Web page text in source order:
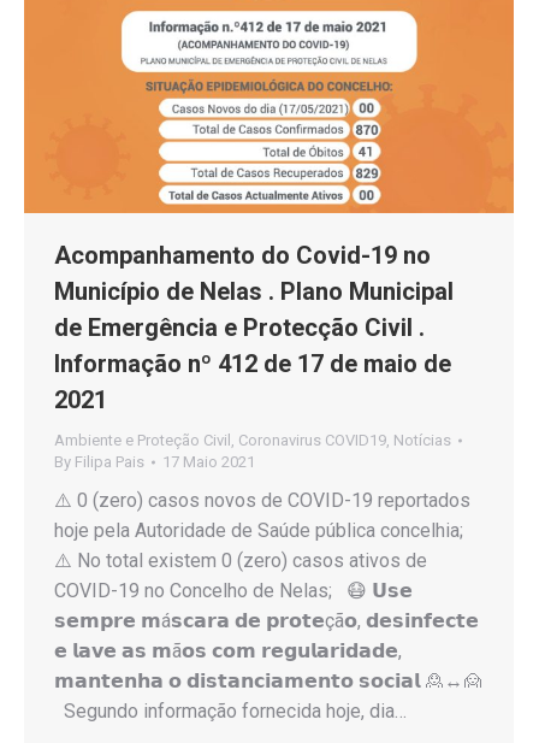
Acompanhamento do Covid-19 no
Município de Nelas . Plano Municipal
de Emergência e Protecção Civil .
Informação nº 412 de 17 de maio de
2021
Ambiente e Proteção Civil Coronavirus COVID19 Notícias
By Filipa Pais 17 Maio 2021
⚠️ 0 (zero) casos novos de COVID-19 reportados
hoje pela Autoridade de Saúde pública concelhia;
⚠️ No total existem 0 (zero) casos ativos de
COVID-19 no Concelho de Nelas; 😷 𝗨𝘀𝗲
𝘀𝗲𝗺𝗽𝗿𝗲 𝗺á𝘀𝗰𝗮𝗿𝗮 𝗱𝗲 𝗽𝗿𝗼𝘁𝗲çã𝗼, 𝗱𝗲𝘀𝗶𝗻𝗳𝗲𝗰𝘁𝗲
𝗲 𝗹𝗮𝘃𝗲 𝗮𝘀 𝗺ã𝗼𝘀 𝗰𝗼𝗺 𝗿𝗲𝗴𝘂𝗹𝗮𝗿𝗶𝗱𝗮𝗱𝗲,
𝗺𝗮𝗻𝘁𝗲𝗻𝗵𝗮 𝗼 𝗱𝗶𝘀𝘁𝗮𝗻𝗰𝗶𝗮𝗺𝗲𝗻𝘁𝗼 𝘀𝗼𝗰𝗶𝗮𝗹 🙎↔️🙍
Segundo informação fornecida hoje, dia…